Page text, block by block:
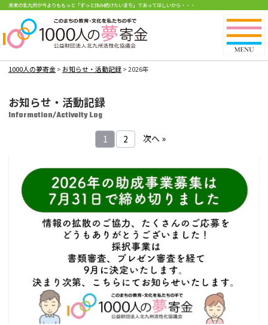
未来の北九州が今よりももっと「ずっと住み続けたいまち」であってほしいから・・・
1000人の夢寄金> お知らせ・活動記録>2026年
お知らせ・活動記録
Information/Activeity Log
1
2 次へ »